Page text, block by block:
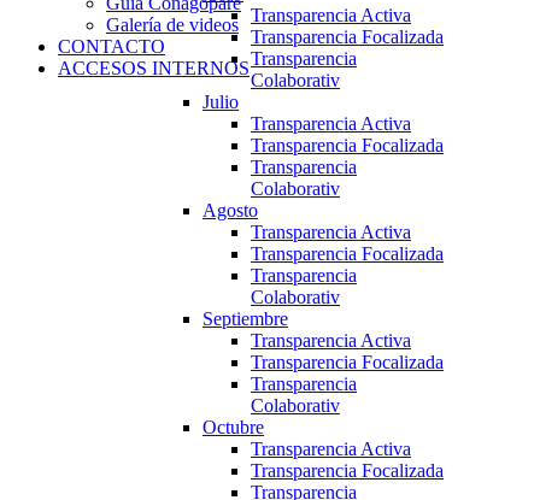
Transparencia Activa
Transparencia Focalizada
Transparencia
Colaborativ
Julio
Transparencia Activa
Transparencia Focalizada
Transparencia
Colaborativ
Agosto
Transparencia Activa
Transparencia Focalizada
Transparencia
Colaborativ
Septiembre
Transparencia Activa
Transparencia Focalizada
Transparencia
Colaborativ
Octubre
Transparencia Activa
Transparencia Focalizada
Transparencia
Galería de videos
CONTACTO
ACCESOS INTERNOS